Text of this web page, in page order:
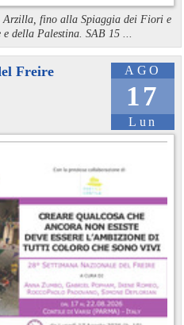
fino alla Spiaggia dei Fiori e
della Palestina. SAB 15 ...
AGO
17
Lun
Freire